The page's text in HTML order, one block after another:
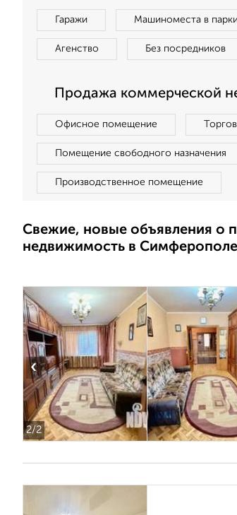
Гаражи Машиноместа в
Агенство Без посредников
Продажа коммерческой
Офисное помещение
Помещение свободного назначения
Производственное помещение
Свежие, новые объявления о
недвижимость в Симферополе
2/2
‹